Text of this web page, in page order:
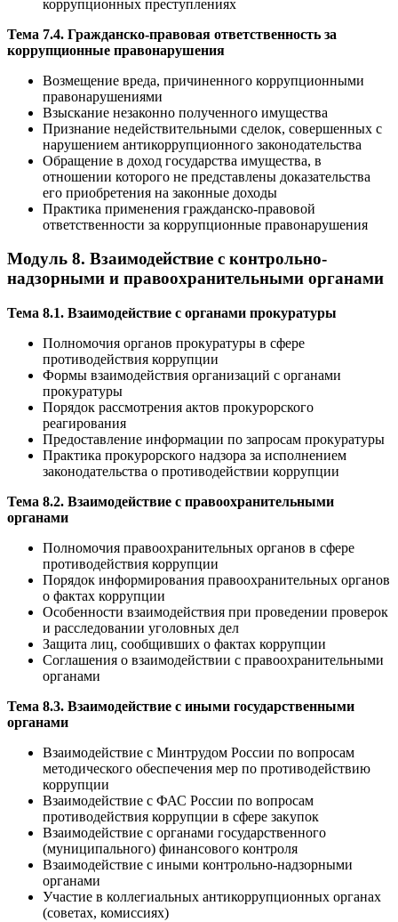
коррупционных преступлениях
Тема 7.4. Гражданско-правовая ответственность за
коррупционные правонарушения
Возмещение вреда, причиненного коррупционными
правонарушениями
Взыскание незаконно полученного имущества
Признание недействительными сделок, совершенных с
нарушением антикоррупционного законодательства
Обращение в доход государства имущества, в
отношении которого не представлены доказательства
его приобретения на законные доходы
Практика применения гражданско-правовой
ответственности за коррупционные правонарушения
Модуль 8. Взаимодействие с контрольно-
надзорными и правоохранительными органами
Тема 8.1. Взаимодействие с органами прокуратуры
Полномочия органов прокуратуры в сфере
противодействия коррупции
Формы взаимодействия организаций с органами
прокуратуры
Порядок рассмотрения актов прокурорского
реагирования
Предоставление информации по запросам прокуратуры
Практика прокурорского надзора за исполнением
законодательства о противодействии коррупции
Тема 8.2. Взаимодействие с правоохранительными
органами
Полномочия правоохранительных органов в сфере
противодействия коррупции
Порядок информирования правоохранительных органов
о фактах коррупции
Особенности взаимодействия при проведении проверок
и расследовании уголовных дел
Защита лиц, сообщивших о фактах коррупции
Соглашения о взаимодействии с правоохранительными
органами
Тема 8.3. Взаимодействие с иными государственными
органами
Взаимодействие с Минтрудом России по вопросам
методического обеспечения мер по противодействию
коррупции
Взаимодействие с ФАС России по вопросам
противодействия коррупции в сфере закупок
Взаимодействие с органами государственного
(муниципального) финансового контроля
Взаимодействие с иными контрольно-надзорными
органами
Участие в коллегиальных антикоррупционных органах
(советах, комиссиях)